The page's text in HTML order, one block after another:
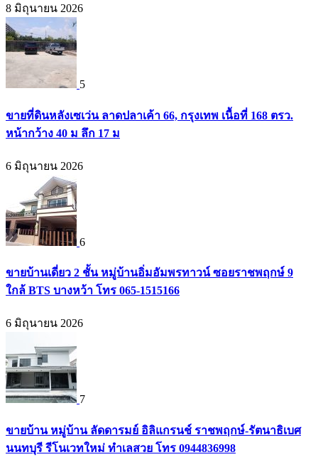
8 มิถุนายน 2026
5
ขายที่ดินหลังเซเว่น ลาดปลาเค้า 66, กรุงเทพ เนื้อที่ 168 ตรว.
หน้ากว้าง 40 ม ลึก 17 ม
6 มิถุนายน 2026
6
ขายบ้านเดี่ยว 2 ชั้น หมู่บ้านอิ่มอัมพรทาวน์ ซอยราชพฤกษ์ 9
ใกล้ BTS บางหว้า โทร 065-1515166
6 มิถุนายน 2026
7
ขายบ้าน หมู่บ้าน ลัดดารมย์ อิลิแกรนช์ ราชพฤกษ์-รัตนาธิเบศ
นนทบุรี รีโนเวทใหม่ ทำเลสวย โทร 0944836998